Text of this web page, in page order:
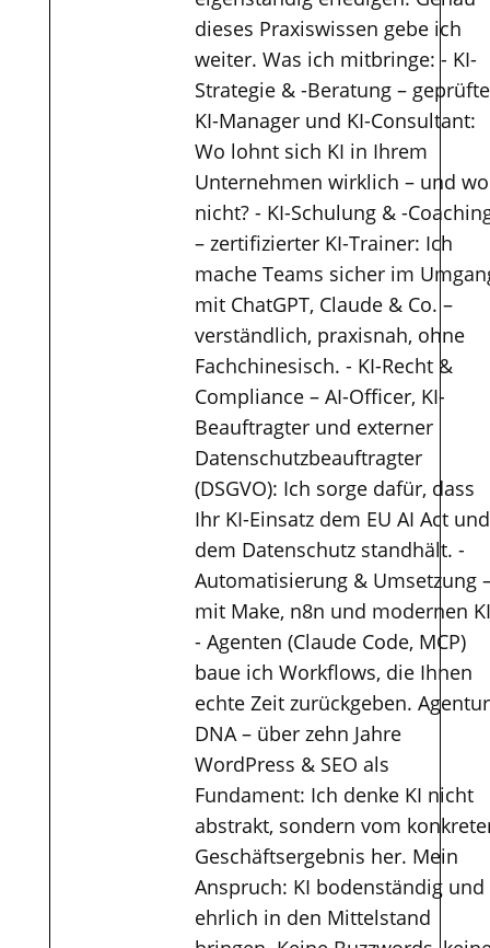
dieses Praxiswissen gebe ich
weiter. Was ich mitbringe: - KI-
Strategie & -Beratung –
KI-Manager und KI-Consultant:
Wo lohnt sich KI in Ihrem
Unternehmen wirklich – und wo
nicht? - KI-Schulung & -
– zertifizierter KI-Trainer: Ich
mache Teams sicher im
mit ChatGPT, Claude & Co. –
verständlich, praxisnah, ohne
Fachchinesisch. - KI-Recht &
Compliance – AI-Officer, KI-
Beauftragter und externer
Datenschutzbeauftragter
(DSGVO): Ich sorge dafür, dass
Ihr KI-Einsatz dem EU AI Act und
dem Datenschutz standhält. -
Automatisierung & Umsetzung
mit Make, n8n und modernen
- Agenten (Claude Code, MCP)
baue ich Workflows, die Ihnen
echte Zeit zurückgeben.
DNA – über zehn Jahre
WordPress & SEO als
Fundament: Ich denke KI nicht
abstrakt, sondern vom
Geschäftsergebnis her. Mein
Anspruch: KI bodenständig und
ehrlich in den Mittelstand